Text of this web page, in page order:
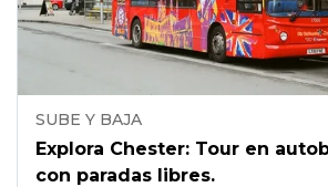
SUBE Y BAJA
Explora Chester: Tour en
con paradas libres.